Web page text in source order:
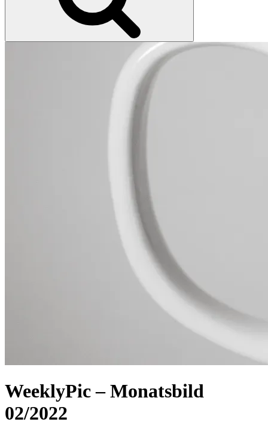
WeeklyPic – Monatsbild
02/2022